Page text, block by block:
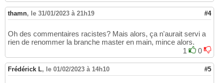
thamn, le 31/01/2023 à 21h19 #4
Oh des commentaires racistes? Mais alors, ça n'aurait servi a
rien de renommer la branche master en main, mince alors.
1
0
Frédérick L, le 01/02/2023 à 14h10 #5